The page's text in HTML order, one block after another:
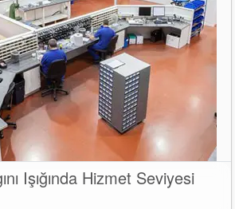
Işığında Hizmet Seviyesi